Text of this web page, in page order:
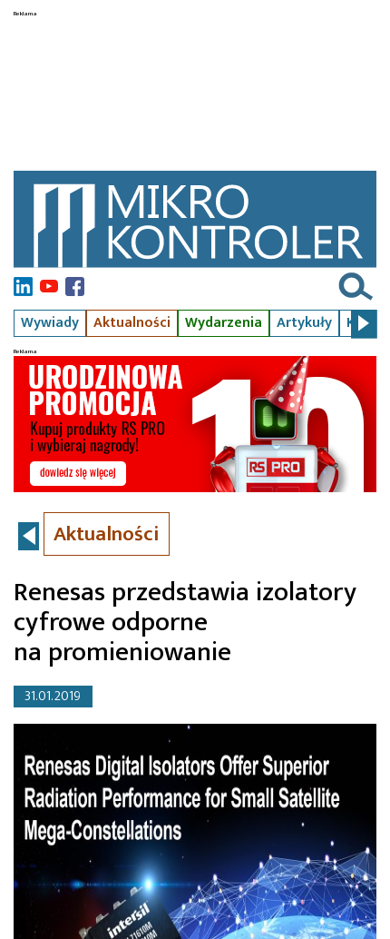
Wywiady Aktualności Wydarzenia Artykuły Kursy
Aktualności
Renesas przedstawia izolatory
cyfrowe odporne
na promieniowanie
31.01.2019